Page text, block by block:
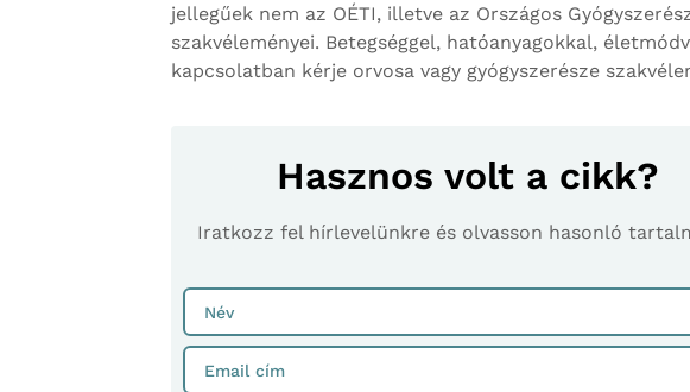
jellegűek nem az OÉTI, illetve az Országos
szakvéleményei. Betegséggel, hatóanyagokkal,
kapcsolatban kérje orvosa vagy gyógyszerésze
Hasznos volt a cikk?
Iratkozz fel hírlevelünkre és olvasson hasonló